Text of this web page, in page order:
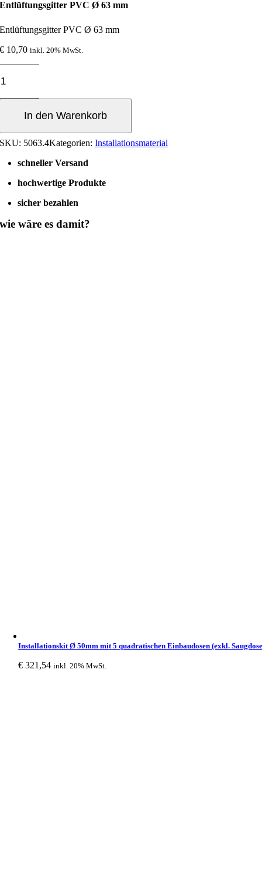
Entlüftungsgitter PVC Ø 63 mm
Entlüftungsgitter PVC Ø 63 mm
€ 10,70 inkl. 20% MwSt.
In den Warenkorb
SKU: 5063.4Kategorien:Installationsmaterial
schneller Versand
hochwertige Produkte
sicher bezahlen
wie wäre es damit?
Installationskit Ø 50mm mit 5 quadratischen Einbaudosen (exkl.
€ 321,54 inkl. 20% MwSt.